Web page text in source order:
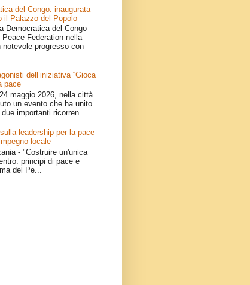
del Congo: inaugurata
il Palazzo del Popolo
Democratica del Congo –
Peace Federation nella
notevole progresso con
dell’iniziativa “Gioca
pace”
maggio 2026, nella città
un evento che ha unito
importanti ricorren...
leadership per la pace
locale
- "Costruire un'unica
principi di pace e
del Pe...